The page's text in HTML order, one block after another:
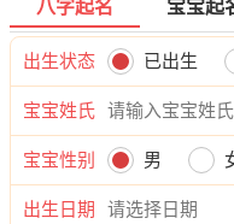
虞虹、梦缘、晓芊、夜洛
歆柯、俪依、媛楚、冰兮
悦黛、秋可、澜冰、馨影
琳沛、婷萱、欣华、觅儿
洛菡、平姗、姿瑶、桂雯
慕希、兮丽、蕾艺、姗滢
冰秋、嫣蓝、莉恬、甜艺
八字起名 宝宝起
出生状态 已出生
宝宝姓氏
宝宝性别 男
出生日期